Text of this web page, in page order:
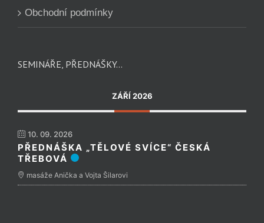
Obchodní podmínky
SEMINÁŘE, PŘEDNÁŠKY…
ZÁŘÍ 2026
10. 09. 2026
PŘEDNÁŠKA „TĚLOVÉ SVÍCE“ ČESKÁ
TŘEBOVÁ
masáže Anička a Vojta Šilarovi